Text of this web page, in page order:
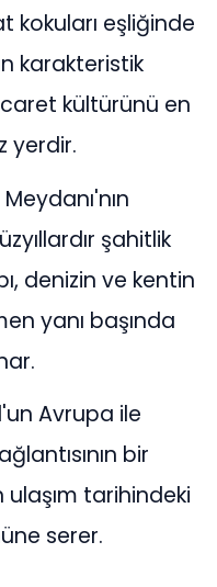
kokuları eşliğinde
karakteristik
kültürünü en
yerdir.
şahitlik
denizin ve kentin
yanı başında
Avrupa ile
bir
tarihindeki
serer.